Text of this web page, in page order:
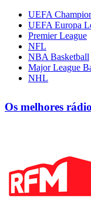
UEFA
UEFA Europa
Premier League
NFL
NBA Basketball
Major League
NHL
Os melhores